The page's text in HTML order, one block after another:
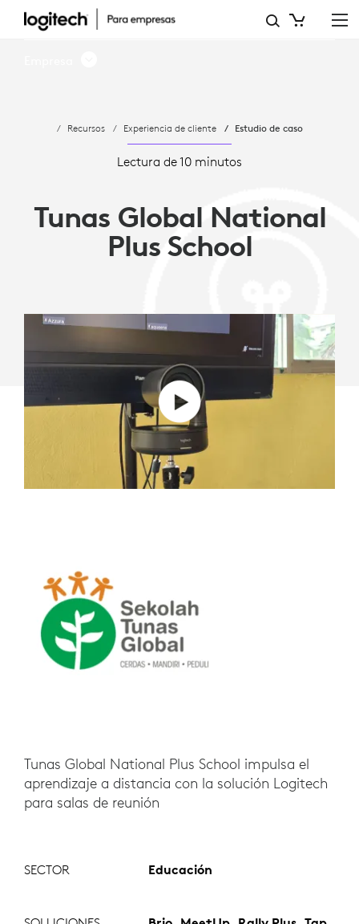
ESTUDIO
GLOBAL
NATIONAL
PLUS
SCHOOL
IMPULSA
APRENDIZAJE
DISTANCIA
Recursos Experiencia de cliente Estudio de caso
Lectura de 10 minutos
Tunas Global National
Plus School
Tunas Global National Plus School impulsa el
aprendizaje a distancia con la solución Logitech
para salas de reunión
SECTOR Educación